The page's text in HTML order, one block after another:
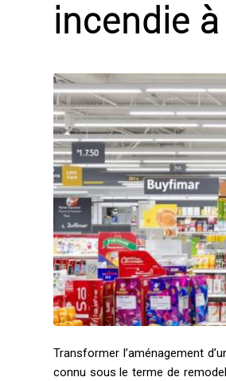
incendie
Transformer l’aménagement
connu sous le terme de